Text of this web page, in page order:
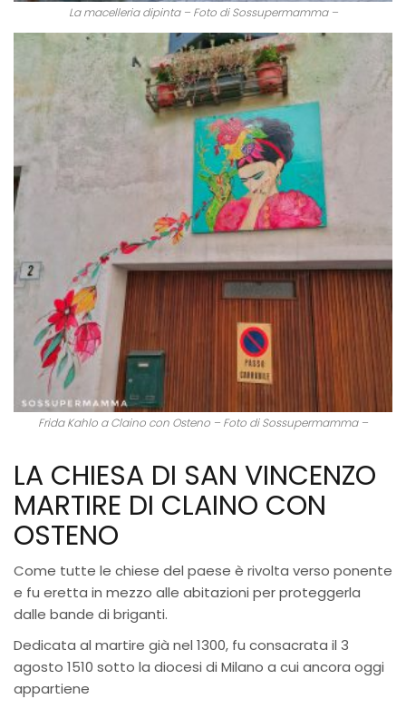
La macelleria dipinta – Foto di Sossupermamma –
Frida Kahlo a Claino con Osteno – Foto di Sossupermamma –
LA CHIESA DI SAN VINCENZO
MARTIRE DI CLAINO CON
OSTENO
Come tutte le chiese del paese è rivolta verso ponente
e fu eretta in mezzo alle abitazioni per proteggerla
dalle bande di briganti.
Dedicata al martire già nel 1300, fu consacrata il 3
agosto 1510 sotto la diocesi di Milano a cui ancora oggi
appartiene